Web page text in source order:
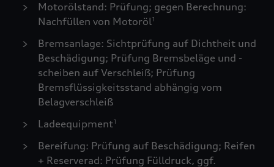
Motorölstand: Prüfung; gegen Berechnung:
Nachfüllen von Motoröl1
Bremsanlage: Sichtprüfung auf Dichtheit und
Beschädigung; Prüfung Bremsbeläge und -
scheiben auf Verschleiß; Prüfung
Bremsflüssigkeitsstand abhängig vom
Belagverschleiß
Ladeequipment1
Bereifung: Prüfung auf Beschädigung; Reifen
+ Reserverad: Prüfung Fülldruck, ggf.